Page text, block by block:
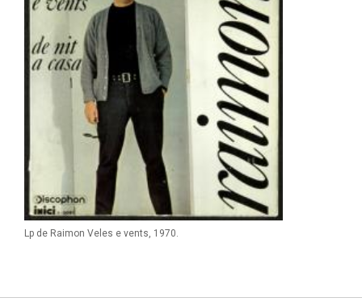
Lp de Raimon Veles e vents, 1970.